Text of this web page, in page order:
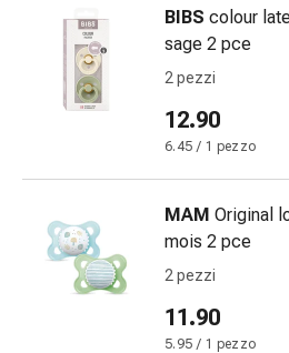
della
pelle
Eczema
prurito
Calli
e
verruche
Micosi
unghie
piedi
BIBS colour
sage 2 pce
2 pezzi
12.90
6.45 / 1 pezzo
MAM Original
mois 2 pce
2 pezzi
11.90
5.95 / 1 pezzo